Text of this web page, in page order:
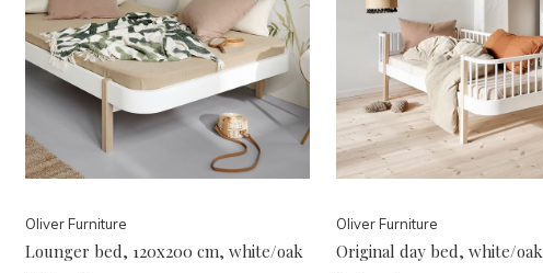
Oliver Furniture
Lounger bed, 120x200 cm, white/oak
Oliver Furniture
Original day bed, white/oak